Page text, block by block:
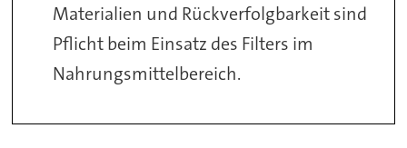
Materialien und Rückverfolgbarkeit sind
Pflicht beim Einsatz des Filters im
Nahrungsmittelbereich.